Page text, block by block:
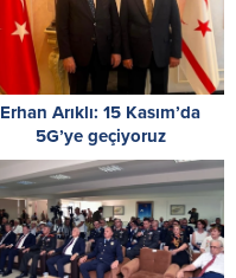
Erhan Arıklı: 15 Kasım’da
5G’ye geçiyoruz